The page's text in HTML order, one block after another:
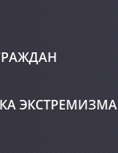
ЭКСТРЕМИЗМА